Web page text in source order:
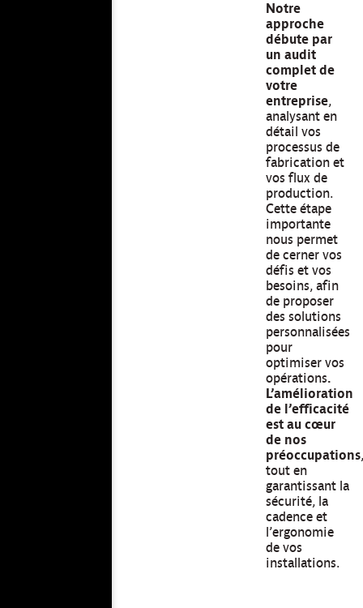
Notre
approche
débute par
un audit
complet de
votre
entreprise,
analysant en
détail vos
processus de
fabrication et
vos flux de
production.
Cette étape
importante
nous permet
de cerner vos
défis et vos
besoins, afin
de proposer
des solutions
personnalisées
pour
optimiser vos
opérations.
L’amélioration
de l’efficacité
est au cœur
de nos
préoccupations,
tout en
garantissant la
sécurité, la
cadence et
l’ergonomie
de vos
installations.